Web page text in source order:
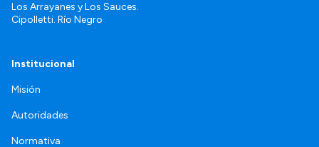
Los Arrayanes y Los Sauces.
Cipolletti. Río Negro
Institucional
Misión
Autoridades
Normativa